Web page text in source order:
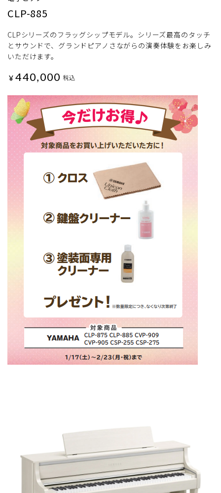
CLP-885
CLPシリーズのフラッグシップモデル。シリーズ最高のタッチ
とサウンドで、グランドピアノさながらの演奏体験をお楽しみ
いただけます。
¥ 440,000 税込